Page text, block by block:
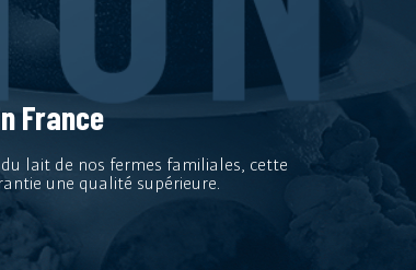
France
lait de nos fermes familiales, cette
une qualité supérieure.